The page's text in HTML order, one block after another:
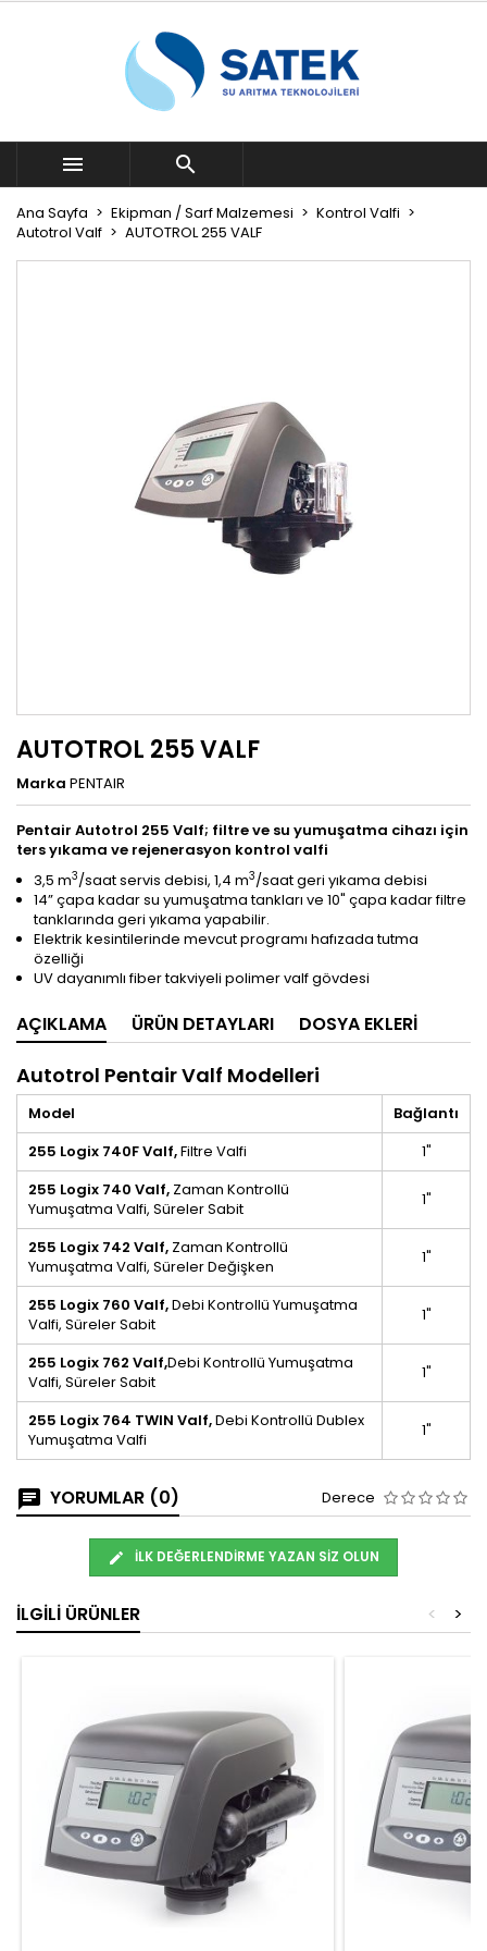
 
Ana Sayfa Ekipman / Sarf Malzemesi
Kontrol Valfi
Autotrol Valf
AUTOTROL 255 VALF
AUTOTROL 255 VALF
Marka PENTAIR
Pentair Autotrol 255 Valf; filtre ve su yumuşatma cihazı için
ters yıkama ve rejenerasyon kontrol valfi
3,5 m3/saat servis debisi, 1,4 m3/saat geri yıkama debisi
14” çapa kadar su yumuşatma tankları ve 10" çapa kadar filtre
tanklarında geri yıkama yapabilir.
Elektrik kesintilerinde mevcut programı hafızada tutma
özelliği
UV dayanımlı fiber takviyeli polimer valf gövdesi
AÇIKLAMA ÜRÜN DETAYLARI DOSYA EKLERI
Autotrol Pentair Valf Modelleri
Model
Bağlantı
255 Logix 740F Valf,Filtre Valfi
1"
255 Logix 740 Valf, Zaman Kontrollü
Yumuşatma Valfi, Süreler Sabit
1"
255 Logix 742 Valf, Zaman Kontrollü
Yumuşatma Valfi, Süreler Değişken
1"
255 Logix 760 Valf,Debi Kontrollü Yumuşatma
Valfi, Süreler Sabit
1"
255 Logix 762 Valf,Debi Kontrollü Yumuşatma
Valfi, Süreler Sabit
1"
255 Logix 764 TWIN Valf,Debi Kontrollü Dublex
Yumuşatma Valfi
1"
YORUMLAR (0) Derece
İLK DEĞERLENDIRME YAZAN SIZ OLUN
İLGILI ÜRÜNLER >
<